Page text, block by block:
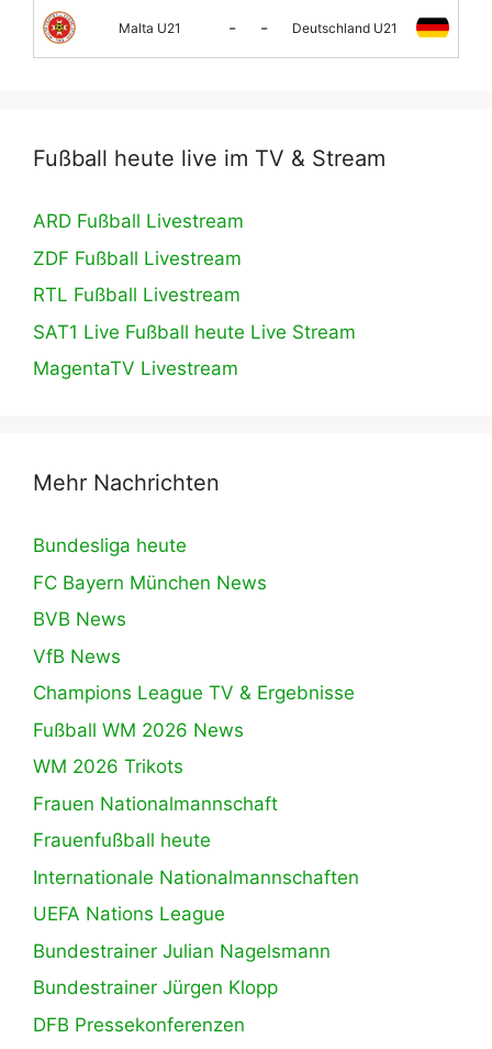
Malta U21 - - Deutschland U21
Fußball heute live im TV & Stream
ARD Fußball Livestream
ZDF Fußball Livestream
RTL Fußball Livestream
SAT1 Live Fußball heute Live Stream
MagentaTV Livestream
Mehr Nachrichten
Bundesliga heute
FC Bayern München News
BVB News
VfB News
Champions League TV & Ergebnisse
Fußball WM 2026 News
WM 2026 Trikots
Frauen Nationalmannschaft
Frauenfußball heute
Internationale Nationalmannschaften
UEFA Nations League
Bundestrainer Julian Nagelsmann
Bundestrainer Jürgen Klopp
DFB Pressekonferenzen